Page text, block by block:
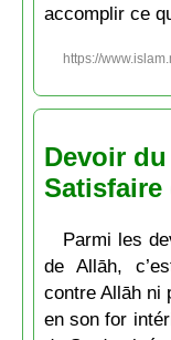
accomplir ce
https://
Devoir
Satisfaire
Parmi les
de Allāh,
contre Allāh ni
en son for